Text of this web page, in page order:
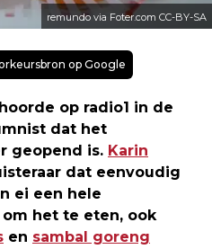
remundo via Foter.com CC-BY-SA
op Google
op radio1 in de
dat het
geopend is. Karin
dat eenvoudig
ei een hele
het te eten, ook
en sambal goreng